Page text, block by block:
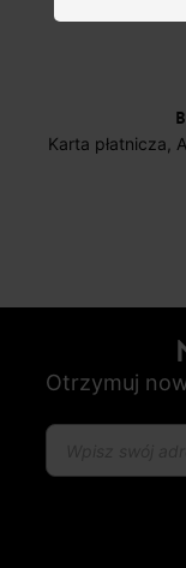
Karta płatnicza,
Otrzymuj